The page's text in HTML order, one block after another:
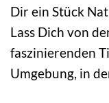
Dir ein Stück
Lass Dich von
faszinierenden
Umgebung, in